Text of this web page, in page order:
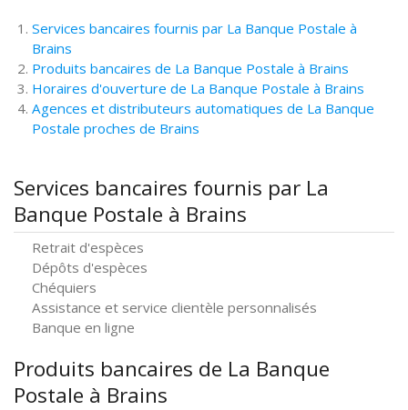
Services bancaires fournis par La Banque Postale à
Brains
Produits bancaires de La Banque Postale à Brains
Horaires d'ouverture de La Banque Postale à Brains
Agences et distributeurs automatiques de La Banque
Postale proches de Brains
Services bancaires fournis par La
Banque Postale à Brains
Retrait d'espèces
Dépôts d'espèces
Chéquiers
Assistance et service clientèle personnalisés
Banque en ligne
Produits bancaires de La Banque
Postale à Brains